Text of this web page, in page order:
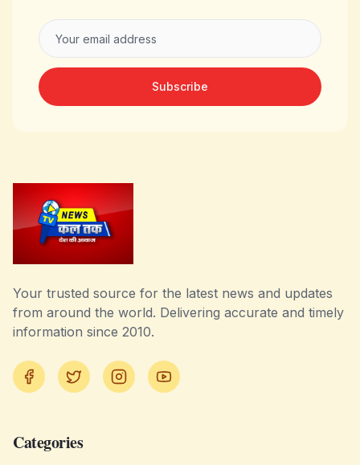
Subscribe
Your trusted source for the latest news and updates
from around the world. Delivering accurate and timely
information since 2010.
FacebookTwitter InstagramYouTube
Categories